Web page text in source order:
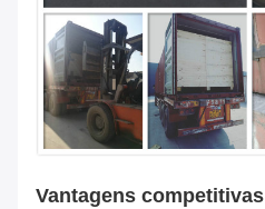
Vantagens competitivas